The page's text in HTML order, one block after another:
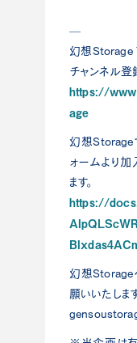
—
幻想Storage
チャンネル登
https://
age
幻想Storage
ォームより加
ます。
https://
幻想Storage
願いいたします